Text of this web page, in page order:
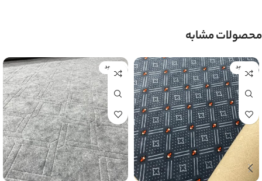
محصولات مشابه
ناموجود ناموجود